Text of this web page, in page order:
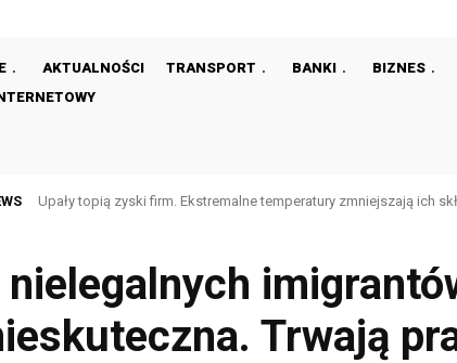
AKTUALNOŚCI TRANSPORT BANKI BIZNES
Upały topią zyski firm. Ekstremalne temperatury zmniejszają ich
Taco Bell stawia na Polskę. Pierwsze restauracje pojawią się już
Trwają